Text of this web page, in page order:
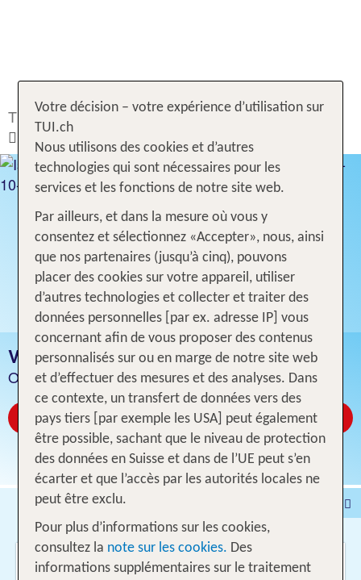
TUI.ch Rechercher & Réserver Voyages
Italie
Ischia
VACANCES ISCHIA
Offres pour 1 semaine vol inclus
Réservez à partir de CHF 507
Voyages
Voyages intervilles
% DEALS
Maison de vacances
Croisières
Véhicules
Où voulez-vous aller?
Votre décision – votre expérience d’utilisation sur
TUI.ch
Nous utilisons des cookies et d’autres
technologies qui sont nécessaires pour les
services et les fonctions de notre site web.
Par ailleurs, et dans la mesure où vous y
consentez et sélectionnez «Accepter», nous, ainsi
que nos partenaires (jusqu’à cinq), pouvons
placer des cookies sur votre appareil, utiliser
d’autres technologies et collecter et traiter des
données personnelles [par ex. adresse IP] vous
concernant afin de vous proposer des contenus
personnalisés sur ou en marge de notre site web
et d’effectuer des mesures et des analyses. Dans
ce contexte, un transfert de données vers des
pays tiers [par exemple les USA] peut également
être possible, sachant que le niveau de protection
des données en Suisse et dans de l’UE peut s’en
écarter et que l’accès par les autorités locales ne
peut être exclu.
Pour plus d’informations sur les cookies,
consultez la note sur les cookies. Des
informations supplémentaires sur le traitement